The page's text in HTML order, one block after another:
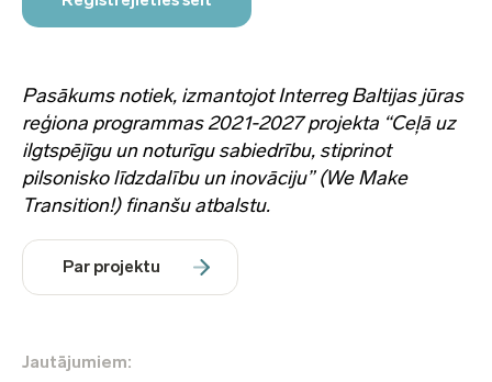
Pasākums notiek, izmantojot Interreg Baltijas jūras
reģiona programmas 2021-2027 projekta “Ceļā uz
ilgtspējīgu un noturīgu sabiedrību, stiprinot
pilsonisko līdzdalību un inovāciju” (We Make
Transition!) finanšu atbalstu.
Par projektu
Jautājumiem: